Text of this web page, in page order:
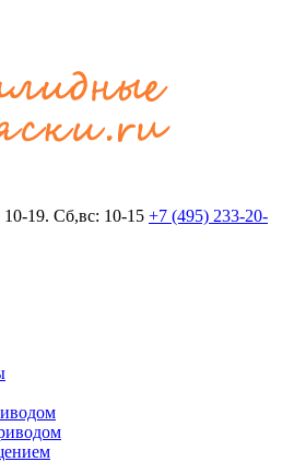
19. Сб,вс: 10-15 +7 (495) 233-20-